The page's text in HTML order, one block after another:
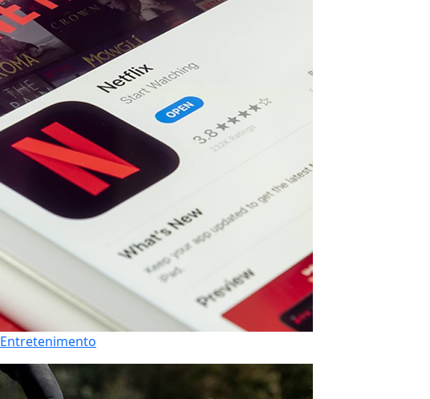
Entretenimento